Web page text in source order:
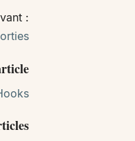
: